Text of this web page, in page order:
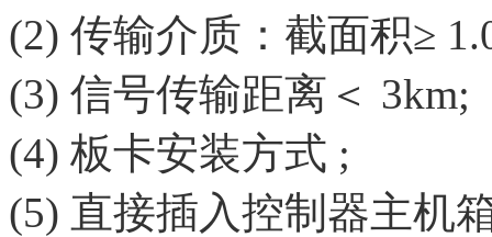
(2) 传输介质：截面积≥
(3) 信号传输距离＜ 3km;
(4) 板卡安装方式 ;
(5) 直接插入控制器主机